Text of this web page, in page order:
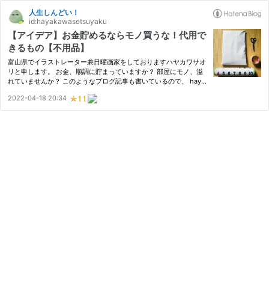
人生しんどい！
id:hayakawasetsuyaku
【アイデア】お金貯めるならモノ買うな！代用で
きるもの【不用品】
富山県でイラストレーター兼日曜画家をしておりますハヤカワサオ
リと申します。 お金、順調に貯まっていますか？ 部屋にモノ、溢
れていませんか？ このようなブログ記事も書いているので、 haya
ないような 生活を送っています。（いつの時代の人間...） しかし…
2022-04-18 20:34